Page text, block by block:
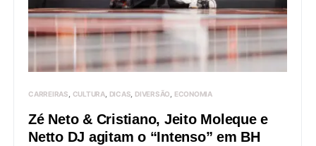
CARREIRAS CULTURA DICAS DIVERSÃO ECONOMIA
Zé Neto & Cristiano, Jeito Moleque e
Netto DJ agitam o “Intenso” em BH